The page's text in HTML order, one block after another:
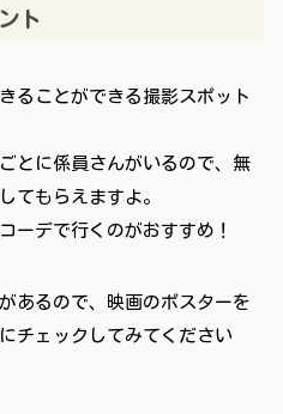
ト
ることができる撮影スポット
とに係員さんがいるので、無
てもらえますよ。
ーデで行くのがおすすめ！
あるので、映画のポスターを
チェックしてみてください